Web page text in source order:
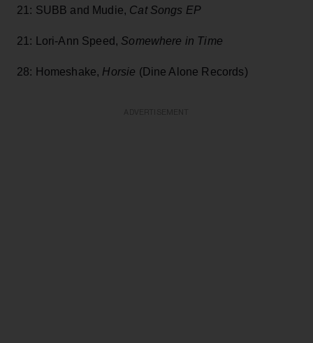
21: SUBB and Mudie, Cat Songs EP
21: Lori-Ann Speed, Somewhere in Time
28: Homeshake, Horsie (Dine Alone Records)